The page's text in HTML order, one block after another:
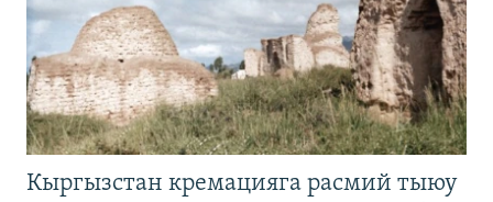
Кыргызстан кремацияга расмий тыюу